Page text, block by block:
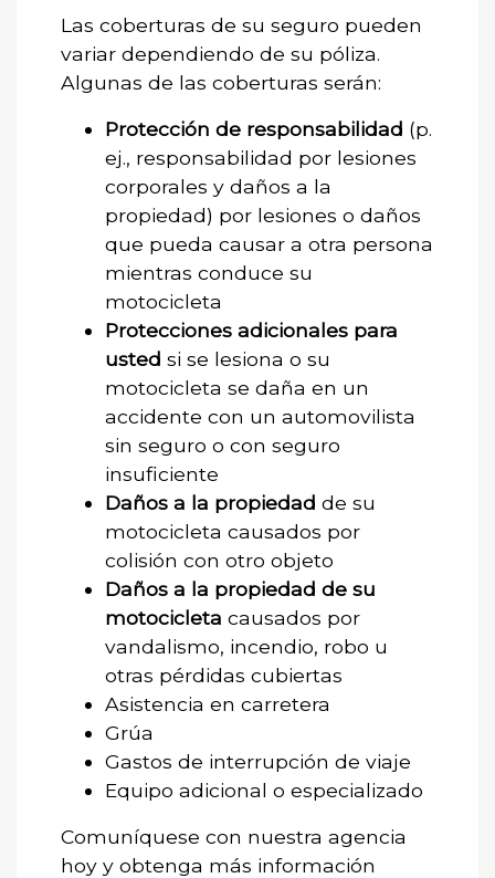
Las coberturas de su seguro pueden
variar dependiendo de su póliza.
Algunas de las coberturas serán:
Protección de responsabilidad (p.
ej., responsabilidad por lesiones
corporales y daños a la
propiedad) por lesiones o daños
que pueda causar a otra persona
mientras conduce su
motocicleta
Protecciones adicionales para
usted si se lesiona o su
motocicleta se daña en un
accidente con un automovilista
sin seguro o con seguro
insuficiente
Daños a la propiedad de su
motocicleta causados por
colisión con otro objeto
Daños a la propiedad de su
motocicleta causados por
vandalismo, incendio, robo u
otras pérdidas cubiertas
Asistencia en carretera
Grúa
Gastos de interrupción de viaje
Equipo adicional o especializado
Comuníquese con nuestra agencia
hoy y obtenga más información